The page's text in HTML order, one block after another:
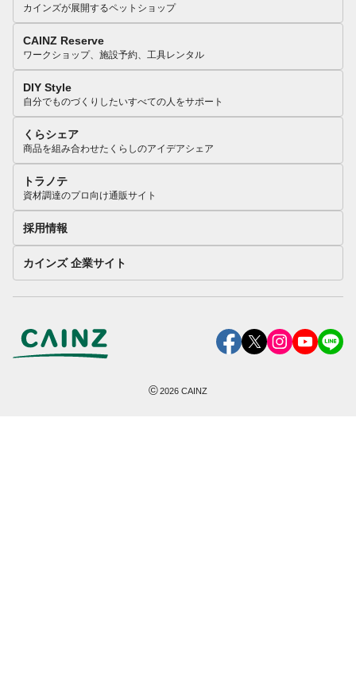
カインズが展開するペットショップ
CAINZ Reserve
ワークショップ、施設予約、工具レンタル
DIY Style
自分でものづくりしたいすべての人をサポート
くらシェア
商品を組み合わせたくらしのアイデアシェア
トラノテ
資材調達のプロ向け通販サイト
採用情報
カインズ 企業サイト
©2026 CAINZ